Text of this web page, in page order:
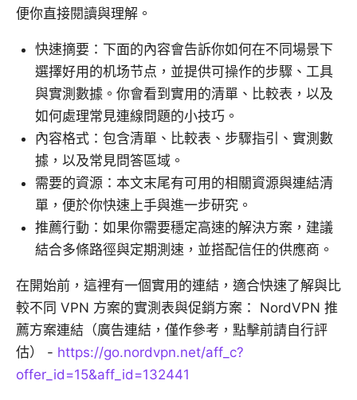
便你直接閱讀與理解。
快速摘要：下面的內容會告訴你如何在不同場景下
選擇好用的机场节点，並提供可操作的步驟、工具
與實測數據。你會看到實用的清單、比較表，以及
如何處理常見連線問題的小技巧。
內容格式：包含清單、比較表、步驟指引、實測數
據，以及常見問答區域。
需要的資源：本文末尾有可用的相關資源與連結清
單，便於你快速上手與進一步研究。
推薦行動：如果你需要穩定高速的解決方案，建議
結合多條路徑與定期測速，並搭配信任的供應商。
在開始前，這裡有一個實用的連結，適合快速了解與比
較不同 VPN 方案的實測表與促銷方案： NordVPN 推
薦方案連結（廣告連結，僅作參考，點擊前請自行評
估） - https://go.nordvpn.net/aff_c?
offer_id=15&aff_id=132441